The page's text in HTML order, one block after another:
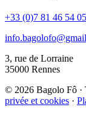
+33 (0)7 81 46 54 05
3, rue de Lorraine
35000 Rennes
© 2026 Bagolo Fô ·
privée et cookies ·